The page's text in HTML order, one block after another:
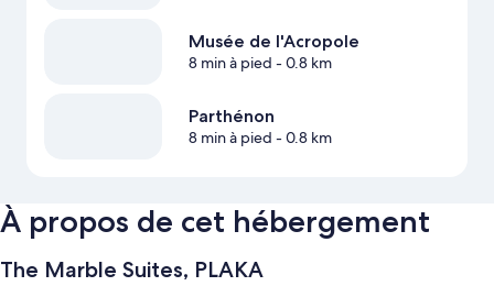
Musée de l'Acropole
8 min à pied - 0.8 km
Parthénon
8 min à pied - 0.8 km
À propos de cet hébergement
The Marble Suites, PLAKA